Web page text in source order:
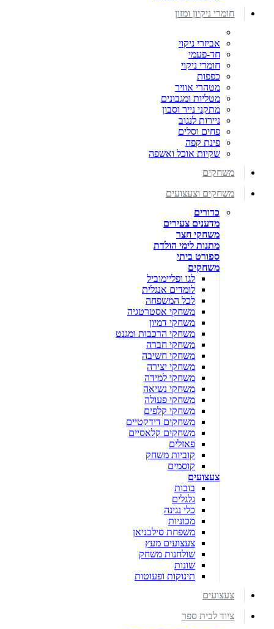
חומרי ניקיון ומזון
אביזרי ניקוי
חד-פעמי
חומרי ניקוי
כפפות
מטהרי אוויר
מטליות ומגבונים
מתקני נייר וסבון
ניירות לנגוב
פחים וסלים
פינת קפה
שקיות אוכל ואשפה
משחקים
משחקים וצעצועים
כדורים
מדענים צעירים
משחקי חצר
מתנות לימי הולדת
ספורט ביתי
משחקים
לגו ופליימוביל
לומדים אנגלית
לכל המשפחה
משחקי אסטרטגיה
משחקי דמיון
משחקי הרכבות ומגנט
משחקי חברה
משחקי חשיבה
משחקי יצירה
משחקי למידה
משחקי נשיאה
משחקי פעולה
משחקי קלפים
משחקים דידקטיים
משחקים קלאסיים
פאזלים
קוביות משחק
קוסמים
צעצועים
בובות
גלגלים
כלי נגינה
מכוניות
משפחת סילבניאן
צעצועים מעץ
שולחנות משחק
שונות
תינוקות ופעוטות
צעצועים
ציוד לבית ספר